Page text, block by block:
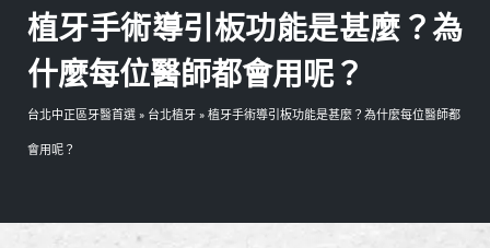
植牙手術導引板功能是甚麼？為
什麼每位醫師都會用呢？
台北中正區牙醫首選 » 台北植牙 » 植牙手術導引板功能是甚麼？為什麼每位醫師都
會用呢？